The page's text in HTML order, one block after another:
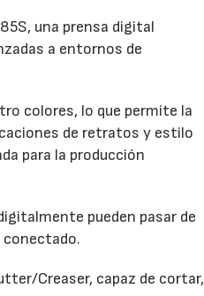
una prensa digital
a entornos de
colores, lo que permite la
de retratos y estilo
para la producción
pueden pasar de
conectado.
Creaser, capaz de cortar,